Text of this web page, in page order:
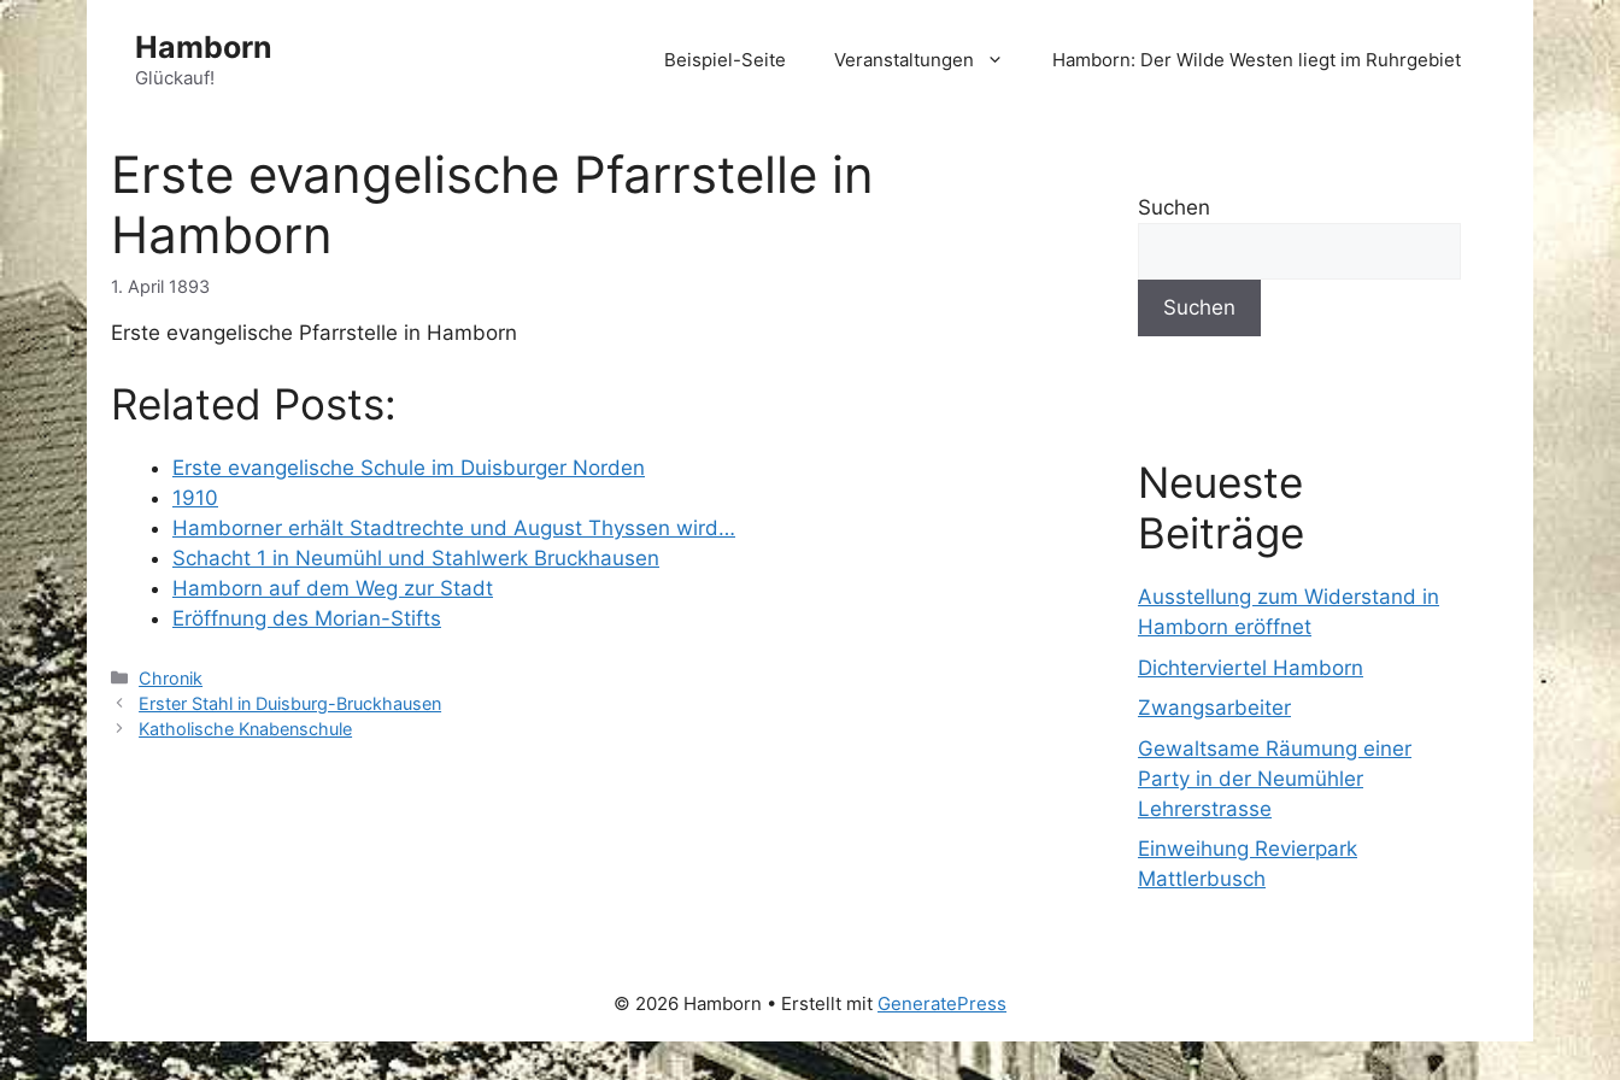
Zum
Inhalt
springen
Hamborn
Glückauf!
Beispiel-Seite Veranstaltungen Hamborn: Der Wilde Westen liegt im Ruhrgebiet
Erste evangelische Pfarrstelle in
Hamborn
1. April 1893
Erste evangelische Pfarrstelle in Hamborn
Related Posts:
Erste evangelische Schule im Duisburger Norden
1910
Hamborner erhält Stadtrechte und August Thyssen wird…
Schacht 1 in Neumühl und Stahlwerk Bruckhausen
Hamborn auf dem Weg zur Stadt
Eröffnung des Morian-Stifts
Kategorien
Chronik
Erster Stahl in Duisburg-Bruckhausen
Katholische Knabenschule
Suchen
Suchen
Neueste
Beiträge
Ausstellung zum Widerstand in
Hamborn eröffnet
Dichterviertel Hamborn
Zwangsarbeiter
Gewaltsame Räumung einer
Party in der Neumühler
Lehrerstrasse
Einweihung Revierpark
Mattlerbusch
© 2026 Hamborn • Erstellt mit GeneratePress